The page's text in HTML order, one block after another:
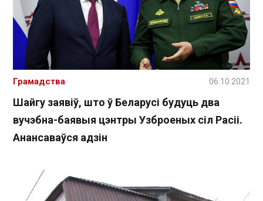
Шайгу заявіў, што ў Беларусі будуць два
вучэбна-баявыя цэнтры Узброеных сіл Расіі.
Анансаваўся адзін
Грамадства 06.10.2021